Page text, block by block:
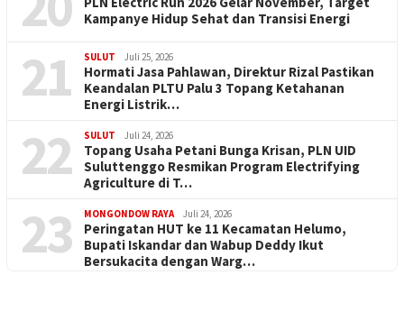
Kampanye Hidup Sehat dan Transisi Energi
21 SULUT Juli 25, 2026
Hormati Jasa Pahlawan, Direktur Rizal Pastikan
Keandalan PLTU Palu 3 Topang Ketahanan
Energi Listrik…
22 SULUT Juli 24, 2026
Topang Usaha Petani Bunga Krisan, PLN UID
Suluttenggo Resmikan Program Electrifying
Agriculture di T…
23 MONGONDOW RAYA Juli 24, 2026
Peringatan HUT ke 11 Kecamatan Helumo,
Bupati Iskandar dan Wabup Deddy Ikut
Bersukacita dengan Warg…